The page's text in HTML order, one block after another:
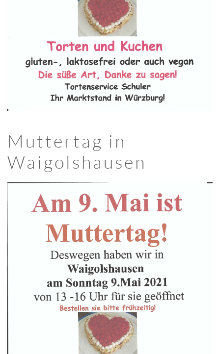
Muttertag in
Waigolshausen